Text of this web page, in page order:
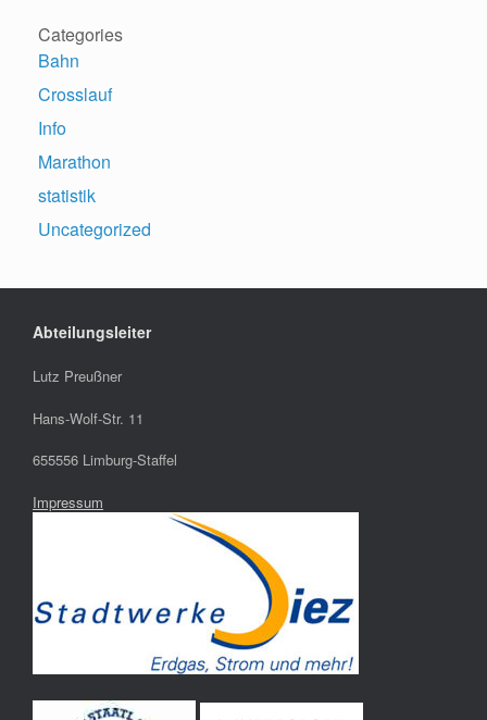
Categories
Bahn
Crosslauf
Info
Marathon
statistik
Uncategorized
Abteilungsleiter
Lutz Preußner
Hans-Wolf-Str. 11
655556 Limburg-Staffel
Impressum